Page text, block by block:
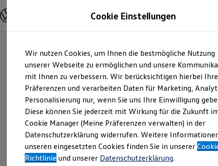
Hauptinhalt
springen
Footer
springen
Modelle und Konfigurator
Modelle vergleichen
Elektroautos
ENERGY Sondermodelle
Nutzfahrzeuge
SUV und CUV
Familienautos
Kombis
Kompaktwagen
Sportwagen
Schnell verfügbare Fahrzeuge
Angebote und Produkte
Aktuelle Angebote
E-Auto-Förderung
Volkswagen Marktplatz
Cookie Einstellungen
Wir nutzen Cookies, um Ihnen die bestmögliche Nutzung
unserer Webseite zu ermöglichen und unsere
mit Ihnen zu verbessern. Wir berücksichtigen hierbei Ihre
Präferenzen und verarbeiten Daten für Marketing,
Personalisierung nur, wenn Sie uns Ihre Einwilligung
Diese können Sie jederzeit mit Wirkung für die Zukunft
Cookie Manager (Meine Präferenzen verwalten) in der
Datenschutzerklärung widerrufen. Weitere
unseren eingesetzten Cookies finden Sie in unserer
Richtlinie und unserer Datenschutzerklärung.